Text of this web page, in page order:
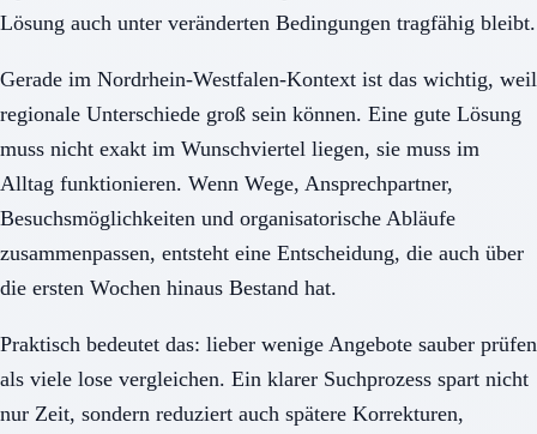
Lösung auch unter veränderten Bedingungen tragfähig bleibt.
Gerade im Nordrhein-Westfalen-Kontext ist das wichtig, weil
regionale Unterschiede groß sein können. Eine gute Lösung
muss nicht exakt im Wunschviertel liegen, sie muss im
Alltag funktionieren. Wenn Wege, Ansprechpartner,
Besuchsmöglichkeiten und organisatorische Abläufe
zusammenpassen, entsteht eine Entscheidung, die auch über
die ersten Wochen hinaus Bestand hat.
Praktisch bedeutet das: lieber wenige Angebote sauber prüfen
als viele lose vergleichen. Ein klarer Suchprozess spart nicht
nur Zeit, sondern reduziert auch spätere Korrekturen,